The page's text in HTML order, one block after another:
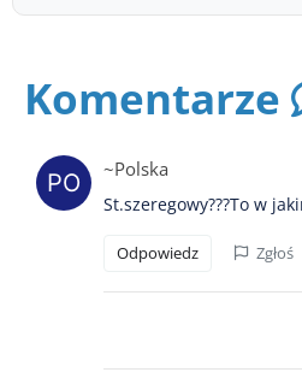
Komentarze
~Polska
St.szeregowy???To w
Odpowiedz Zgłoś